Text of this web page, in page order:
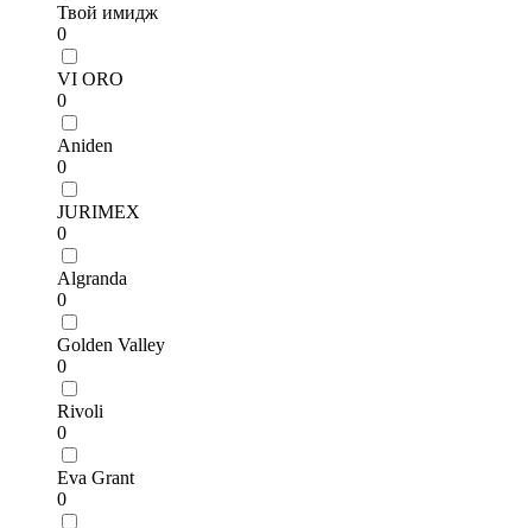
Твой имидж
0
VI ORO
0
Aniden
0
JURIMEX
0
Algranda
0
Golden Valley
0
Rivoli
0
Eva Grant
0